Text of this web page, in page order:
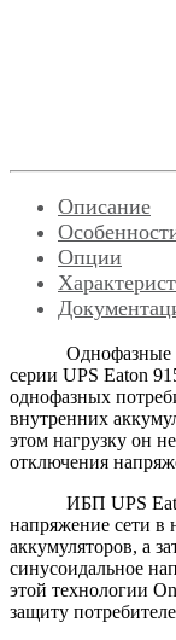
Описание
Опции
серии UPS Eaton
однофазных
внутренних
этом нагрузку он
отключения
ИБПUPS
напряжение сети в
аккумуляторов, а
синусоидальное
этой технологии
защиту